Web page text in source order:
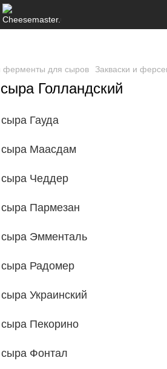
ферменты для сыров Закваски и
Голландский
Гауда
сыра Маасдам
сыра Чеддер
Пармезан
сыра Эмменталь
сыра Радомер
Украинский
Пекорино
Фонтал